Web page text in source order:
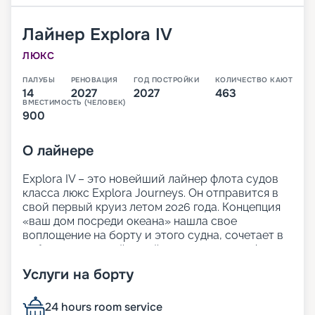
Лайнер Explora IV
ЛЮКС
ПАЛУБЫ
14
РЕНОВАЦИЯ
2027
ГОД ПОСТРОЙКИ
2027
КОЛИЧЕСТВО КАЮТ
463
ВМЕСТИМОСТЬ (ЧЕЛОВЕК)
900
О лайнере
Explora IV – это новейший лайнер флота судов
класса люкс Explora Journeys. Он отправится в
свой первый круиз летом 2026 года. Концепция
«ваш дом посреди океана» нашла свое
воплощение на борту и этого судна, сочетает в
себе продуманный дизайн и легкую атмосферу
палубы и множество зон для отдыха позволят
видом на океан.
Услуги на борту
24 hours room service